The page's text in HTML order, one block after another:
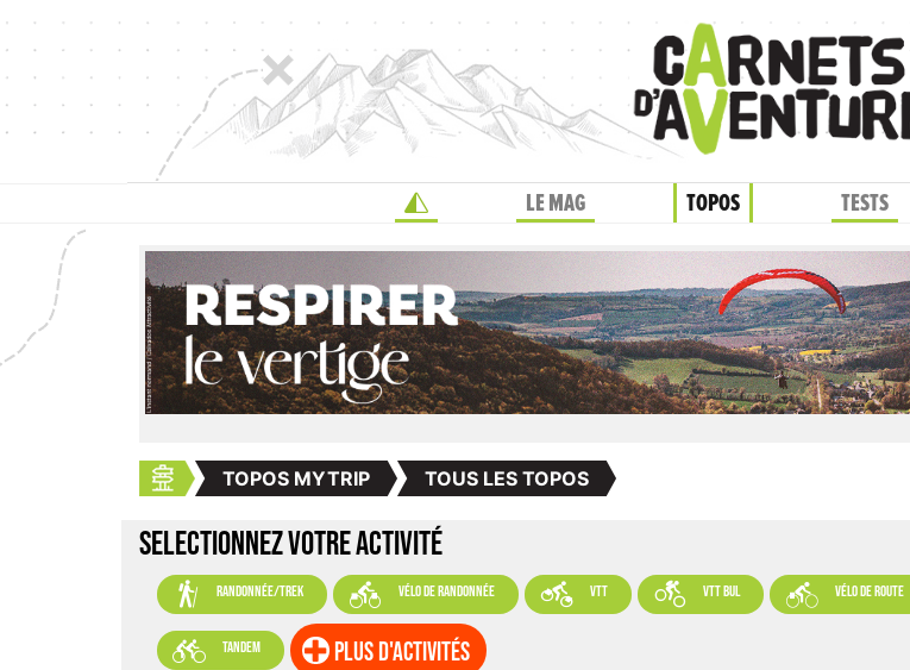
LE MAG TOPOS TESTS
TOPOS MYTRIP TOUS LES TOPOS
SELECTIONNEZ VOTRE ACTIVITÉ
 randonnée/trek  vélo de randonnée  VTT  VTT BUL  vélo de route
 tandem plus d'activités